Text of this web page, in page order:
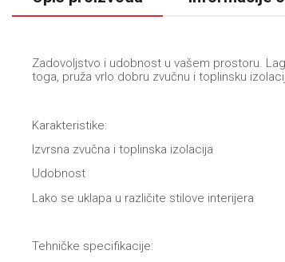
Zadovoljstvo i udobnost u vašem prostoru.
toga, pruža vrlo dobru zvučnu i toplinsku
Karakteristike:
Izvrsna zvučna i toplinska izolacija
Udobnost
Lako se uklapa u različite stilove interijera
Tehničke specifikacije: